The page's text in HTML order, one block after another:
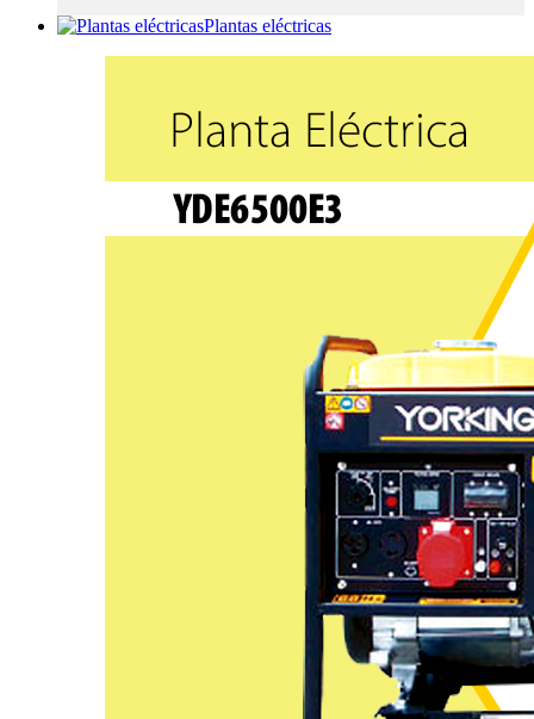
Plantas eléctricas